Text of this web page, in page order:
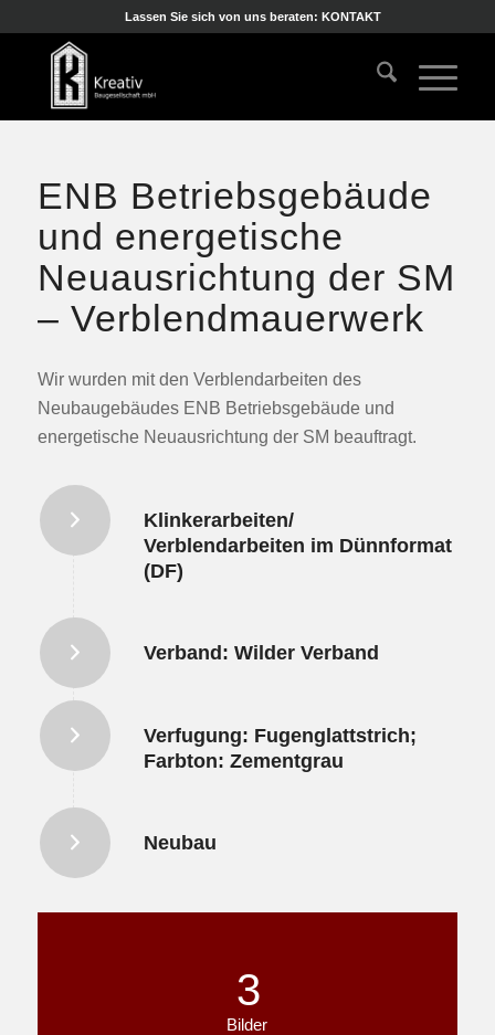
Lassen Sie sich von uns beraten: KONTAKT
ENB Betriebsgebäude
und energetische
Neuausrichtung der SM
– Verblendmauerwerk
Wir wurden mit den Verblendarbeiten des
Neubaugebäudes ENB Betriebsgebäude und
energetische Neuausrichtung der SM beauftragt.
Klinkerarbeiten/
Verblendarbeiten im Dünnformat
(DF)
Verband: Wilder Verband
Verfugung: Fugenglattstrich;
Farbton: Zementgrau
Neubau
3
Bilder